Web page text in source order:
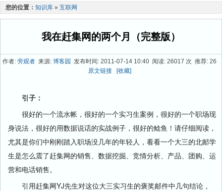
手机开发 软件工程
最新文章
您的位置： 知识库 » 互联网
我在赶集网的两个月（完整版）
作者: 旁观者 来源: 博客园 发布时间: 2011-07-14 10:40 阅读: 26017 次 推荐: 26
原文链接
[收藏]
引子：
很好的一个流水帐，很好的一个实习生案例，很好的一个职场现
身说法，很好的用数据说话的实战例子，很好的鲶鱼！请仔细阅读，
尤其是你们中刚刚踏入职场没几年的年轻人，看看一个大三的北邮学
生是怎么震了赶集网的销售、数据挖掘、竞情分析、产品、团购、运
营和电话销售。
引用赶集网YJ先生对这位大三实习生的褒奖邮件中几句结论，